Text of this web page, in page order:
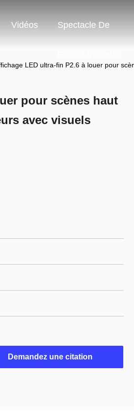
Vidéos Spectacle De
LED ultra-fin P2.6 à louer pour
pour scènes haut
avec visuels
Demandez une citation